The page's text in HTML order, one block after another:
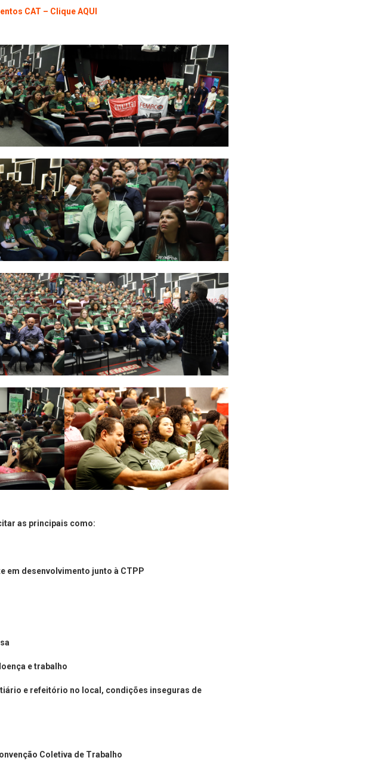
CAT – Clique AQUI
as principais como:
em desenvolvimento junto à CTPP
e trabalho
e refeitório no local, condições inseguras de
Coletiva de Trabalho